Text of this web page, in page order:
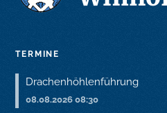
TERMINE
Drachenhöhlenführung
08.08.2026 08:30